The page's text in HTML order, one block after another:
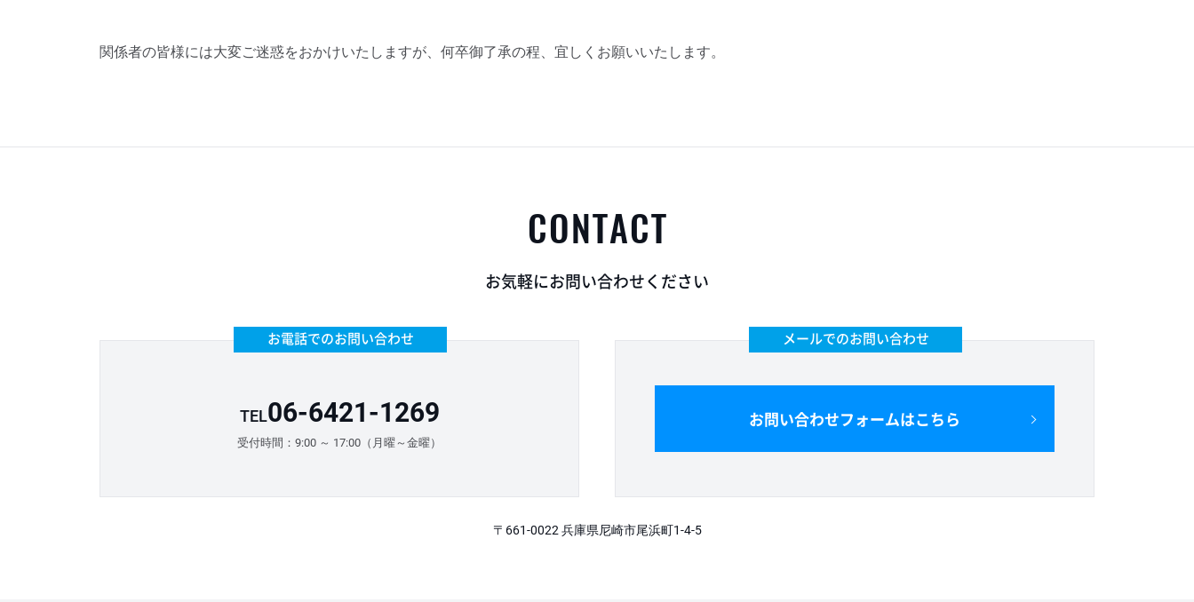
関係者の皆様には大変ご迷惑をおかけいたしますが、何卒御了承の程、宜しくお願いいたします。
CONTACT
お気軽にお問い合わせください
お電話でのお問い合わせ
TEL06-6421-1269
受付時間：9:00 ～ 17:00（月曜～金曜）
メールでのお問い合わせ
お問い合わせフォームはこちら
〒661-0022 兵庫県尼崎市尾浜町1-4-5